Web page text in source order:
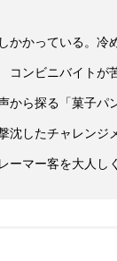
かかっている。
コンビニバイトが
ら探る「菓子パ
沈したチャレンジ
ーマー客を大人し